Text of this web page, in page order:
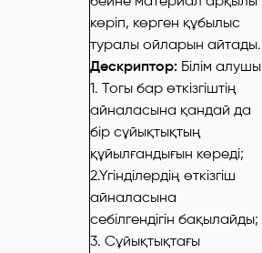
көріп, көрген құбылыс
туралы ойларын айтады.
Дескриптор: Білім алушы
1. Тогы бар өткізгіштің
айналасына қандай да
бір сұйықтықтың
құйылғандығын көреді;
2.Үгінділердің өткізгіш
айналасына
себілгендігін бақылайды;
3. Сұйықтықтағы